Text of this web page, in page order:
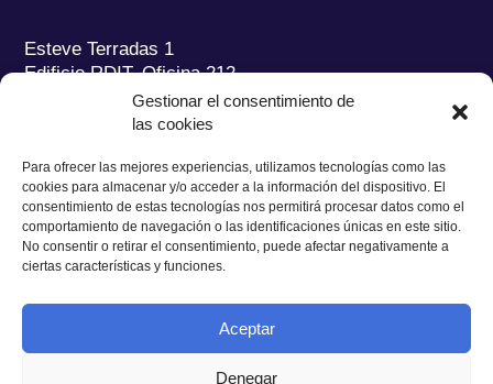
Gestionar el consentimiento de
las cookies
Para ofrecer las mejores experiencias, utilizamos tecnologías como las
cookies para almacenar y/o acceder a la información del dispositivo. El
consentimiento de estas tecnologías nos permitirá procesar datos como el
comportamiento de navegación o las identificaciones únicas en este sitio.
No consentir o retirar el consentimiento, puede afectar negativamente a
ciertas características y funciones.
Aceptar
Denegar
Esteve Terradas 1
Edificio RDIT, Oficina 212
Parc Mediterrani de la Tecnologia (PMT) Campus
08860 Castelldefels (Barcelona)
Tel.:+34 93 280 2088
Fax:+34 93 280 6395
E-mail:ieec@ieec.cat